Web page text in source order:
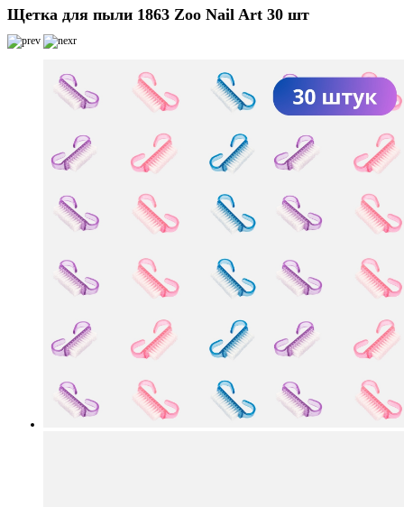
Щетка для пыли 1863 Zoo Nail Art 30 шт